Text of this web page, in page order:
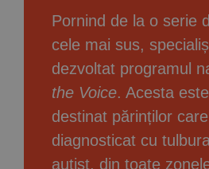
Pornind de la o serie
cele mai sus,
dezvoltat programul
the Voice. Acesta
destinat părinților
diagnosticat cu
autist, din toate